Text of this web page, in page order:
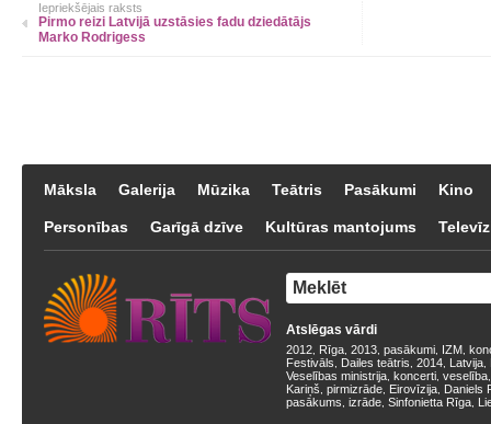
Iepriekšējais raksts
Pirmo reizi Latvijā uzstāsies fadu dziedātājs
Marko Rodrigess
Māksla Galerija Mūzika Teātris Pasākumi Kino
Personības Garīgā dzīve Kultūras mantojums
Atslēgas vārdi
2012 Rīga 2013 pasākumi IZM
Festivāls
Dailes teātris 2014 Latvija
Veselības ministrija koncerti veselība
Kariņš pirmizrāde Eirovīzija Daniels
pasākums izrāde Sinfonietta Rīga